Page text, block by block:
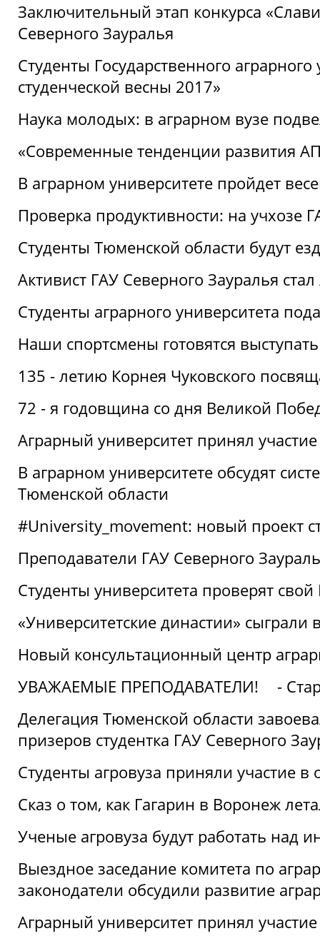
Заключительный этап конкурса
Северного Зауралья
Студенты Государственного
студенческой весны 2017»
Наука молодых: в аграрном вузе
«Современные тенденции развития
В аграрном университете пройдет
Проверка продуктивности: на учхозе
Студенты Тюменской области будут
Активист ГАУ Северного Зауралья
Студенты аграрного университета
Наши спортсмены готовятся
135 - летию Корнея Чуковского
72 - я годовщина со дня Великой
Аграрный университет принял
В аграрном университете обсудят
Тюменской области
#University_movement: новый проект
Преподаватели ГАУ Северного
Студенты университета проверят свой
«Университетские династии»
Новый консультационный центр
УВАЖАЕМЫЕ ПРЕПОДАВАТЕЛИ!
-
Делегация Тюменской области
призеров студентка ГАУ Северного
Студенты агровуза приняли участие в
Сказ о том, как Гагарин в Воронеж
Ученые агровуза будут работать над
Выездное заседание комитета по
законодатели обсудили развитие
Аграрный университет принял